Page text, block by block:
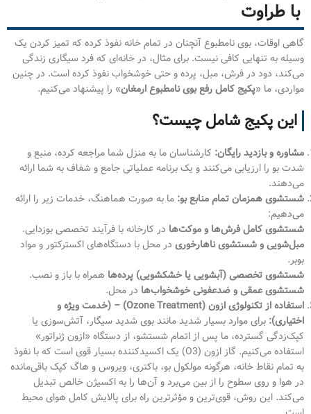
با طراوت
گاهی اوقات، بوی نامطبوع آنچنان در تمام خانه نفوذ کرده که تمیز کردن یک
وسیله به تنهایی کافی نیست. برای مثال، در خانه‌ای که فرد سیگاری زندگی
می‌کند، دود در فرش، مبل، پرده و حتی خوشخواب نفوذ کرده است. در چنین
مواردی، ما «پکیج کامل رفع بوی نامطبوع ارمغان» را پیشنهاد می‌کنیم.
این پکیج شامل چیست؟
مشاوره و بازدید رایگان: کارشناسان ما به منزل شما مراجعه کرده، منبع و
شدت بو را ارزیابی می‌کنند و یک برنامه عملیاتی جامع و شفاف به شما ارائه
می‌دهند.
شستشوی همزمان تمام منابع بو: ما به صورت هماهنگ، خدمات زیر را ارائه
می‌دهیم:
شستشوی کامل فرش‌ها و موکت‌ها در کارخانه با فرآیند تخصصی بوزدایی.
مبل‌شویی و شستشوی ناهارخوری در محل با دستگاه‌های اکسترکتور و مواد
بوبر.
شستشوی تخصصی (آبشویی یا خشکشویی) پرده‌ها همراه با باز و نصب.
شستشوی عمقی و ضدعفونی خوشخواب‌ها در محل.
استفاده از تکنولوژی ازون (Ozone Treatment) – (خدمت ویژه و
اختیاری): برای موارد بسیار شدید مانند بوی شدید سیگار، آتش‌سوزی یا
کپک‌زدگی گسترده، ما پس از اتمام شستشو، از دستگاه «ازون ژنراتور»
استفاده می‌کنیم. گاز ازون (O3) یک اکسیدکننده بسیار قوی است که با نفوذ
به تمام نقاط خانه، هرگونه مولکول بو، باکتری، ویروس و هاگ کپک باقی‌مانده
در هوا و روی سطوح را از بین می‌برد و آن‌ها را به اکسیژن خالص تبدیل
می‌کند. این روش، قوی‌ترین و مؤثرترین راه برای پالایش کامل هوای محیط